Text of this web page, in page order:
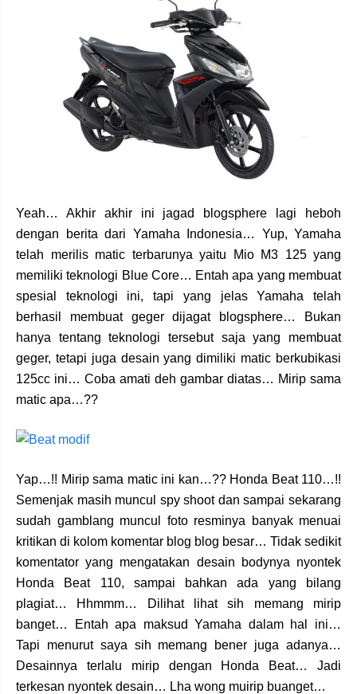
Yeah… Akhir akhir ini jagad blogsphere lagi heboh
dengan berita dari Yamaha Indonesia… Yup, Yamaha
telah merilis matic terbarunya yaitu Mio M3 125 yang
memiliki teknologi Blue Core… Entah apa yang membuat
spesial teknologi ini, tapi yang jelas Yamaha telah
berhasil membuat geger dijagat blogsphere… Bukan
hanya tentang teknologi tersebut saja yang membuat
geger, tetapi juga desain yang dimiliki matic berkubikasi
125cc ini… Coba amati deh gambar diatas… Mirip sama
matic apa…??
Yap…!! Mirip sama matic ini kan…?? Honda Beat 110…!!
Semenjak masih muncul spy shoot dan sampai sekarang
sudah gamblang muncul foto resminya banyak menuai
kritikan di kolom komentar blog blog besar… Tidak sedikit
komentator yang mengatakan desain bodynya nyontek
Honda Beat 110, sampai bahkan ada yang bilang
plagiat… Hhmmm… Dilihat lihat sih memang mirip
banget… Entah apa maksud Yamaha dalam hal ini…
Tapi menurut saya sih memang bener juga adanya…
Desainnya terlalu mirip dengan Honda Beat… Jadi
terkesan nyontek desain… Lha wong muirip buanget…